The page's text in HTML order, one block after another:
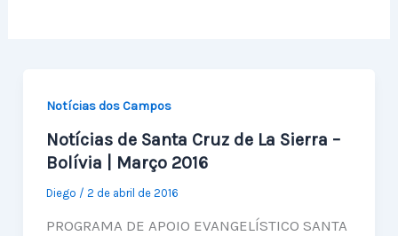
Notícias dos Campos
Notícias de Santa Cruz de La Sierra –
Bolívia | Março 2016
Diego / 2 de abril de 2016
PROGRAMA DE APOIO EVANGELÍSTICO SANTA